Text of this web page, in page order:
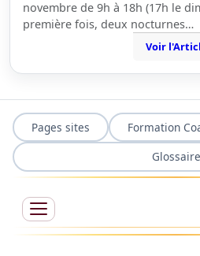
novembre de 9h à 18h (17h le
première fois, deux nocturnes…
Voir
Pages sites Formation
Glossaire